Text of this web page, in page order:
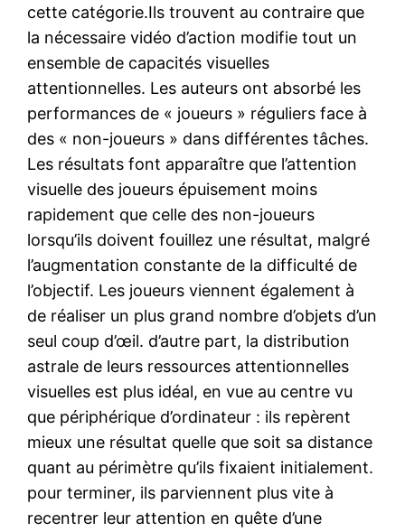
cette catégorie.Ils trouvent au contraire que
la nécessaire vidéo d’action modifie tout un
ensemble de capacités visuelles
attentionnelles. Les auteurs ont absorbé les
performances de « joueurs » réguliers face à
des « non-joueurs » dans différentes tâches.
Les résultats font apparaître que l’attention
visuelle des joueurs épuisement moins
rapidement que celle des non-joueurs
lorsqu’ils doivent fouillez une résultat, malgré
l’augmentation constante de la difficulté de
l’objectif. Les joueurs viennent également à
de réaliser un plus grand nombre d’objets d’un
seul coup d’œil. d’autre part, la distribution
astrale de leurs ressources attentionnelles
visuelles est plus idéal, en vue au centre vu
que périphérique d’ordinateur : ils repèrent
mieux une résultat quelle que soit sa distance
quant au périmètre qu’ils fixaient initialement.
pour terminer, ils parviennent plus vite à
recentrer leur attention en quête d’une